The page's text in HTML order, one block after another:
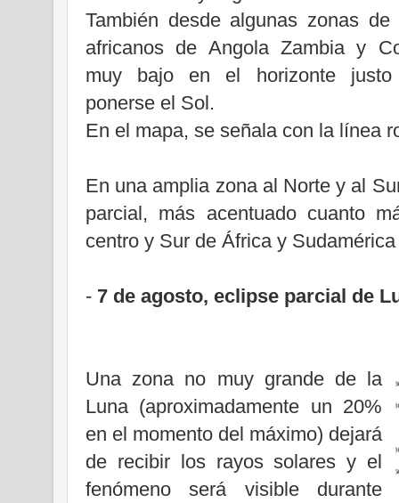
También desde algunas zonas
africanos de Angola Zambia y
muy bajo en el horizonte
ponerse el Sol.
En el mapa, se señala con la línea
En una amplia zona al Norte y al
parcial, más acentuado cuanto
centro y Sur de África y
- 7 de agosto, eclipse parcial de
Una zona no muy grande de
la
Luna(aproximadamente un 20%
en el momento del máximo) dejará
de recibir los rayos solares y el
fenómeno será visible durante